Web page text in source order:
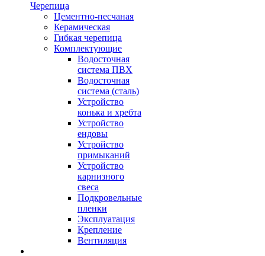
Черепица
Цементно-песчаная
Керамическая
Гибкая черепица
Комплектующие
Водосточная
система ПВХ
Водосточная
система (сталь)
Устройство
конька и хребта
Устройство
ендовы
Устройство
примыканий
Устройство
карнизного
свеса
Подкровельные
пленки
Эксплуатация
Крепление
Вентиляция